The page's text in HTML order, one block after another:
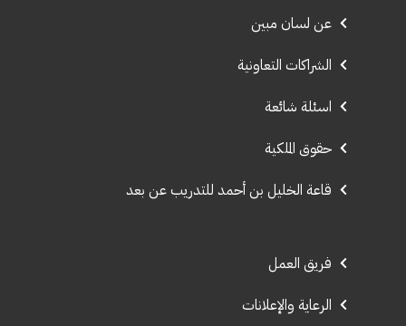
عن لسان مبين
الشراكات التعاونية
اسئلة شائعة
حقوق الملكية
قاعة الخليل بن أحمد للتدريب عن بعد
فريق العمل
الرعاية والإعلانات